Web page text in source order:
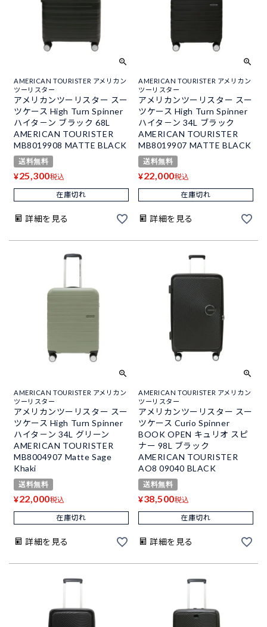
AMERICAN TOURISTER アメリカン
ツーリスター
アメリカンツーリスター スー
ツケース High Turn Spinner
ハイタ－ン ブラック 68L
AMERICAN TOURISTER
MB8019908 MATTE BLACK
送料無料
¥25,300税込
在庫切れ
詳細を見る
AMERICAN TOURISTER アメリカン
ツーリスター
アメリカンツーリスター スー
ツケース High Turn Spinner
ハイタ－ン 34L ブラック
AMERICAN TOURISTER
MB8019907 MATTE BLACK
送料無料
¥22,000税込
在庫切れ
詳細を見る
AMERICAN TOURISTER アメリカン
ツーリスター
アメリカンツーリスター スー
ツケース High Turn Spinner
ハイタ－ン 34L グリーン
AMERICAN TOURISTER
MB8004907 Matte Sage
Khaki
送料無料
¥22,000税込
在庫切れ
詳細を見る
AMERICAN TOURISTER アメリカン
ツーリスター
アメリカンツーリスター スー
ツケース Curio Spinner
BOOK OPEN キュリオ スピ
ナー 98L ブラック
AMERICAN TOURISTER
AO8 09040 BLACK
送料無料
¥38,500税込
在庫切れ
詳細を見る